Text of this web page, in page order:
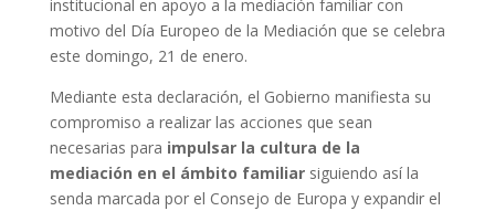
institucional en apoyo a la mediación familiar con
motivo del Día Europeo de la Mediación que se celebra
este domingo, 21 de enero.
Mediante esta declaración, el Gobierno manifiesta su
compromiso a realizar las acciones que sean
necesarias para impulsar la cultura de la
mediación en el ámbito familiarsiguiendo así la
senda marcada por el Consejo de Europa y expandir el